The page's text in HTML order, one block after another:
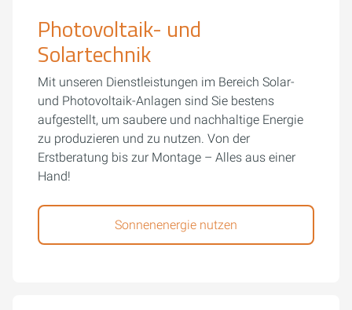
Photovoltaik- und
Solartechnik
Mit unseren Dienstleistungen im Bereich Solar-
und Photovoltaik-Anlagen sind Sie bestens
aufgestellt, um saubere und nachhaltige Energie
zu produzieren und zu nutzen. Von der
Erstberatung bis zur Montage – Alles aus einer
Hand!
Sonnenenergie nutzen